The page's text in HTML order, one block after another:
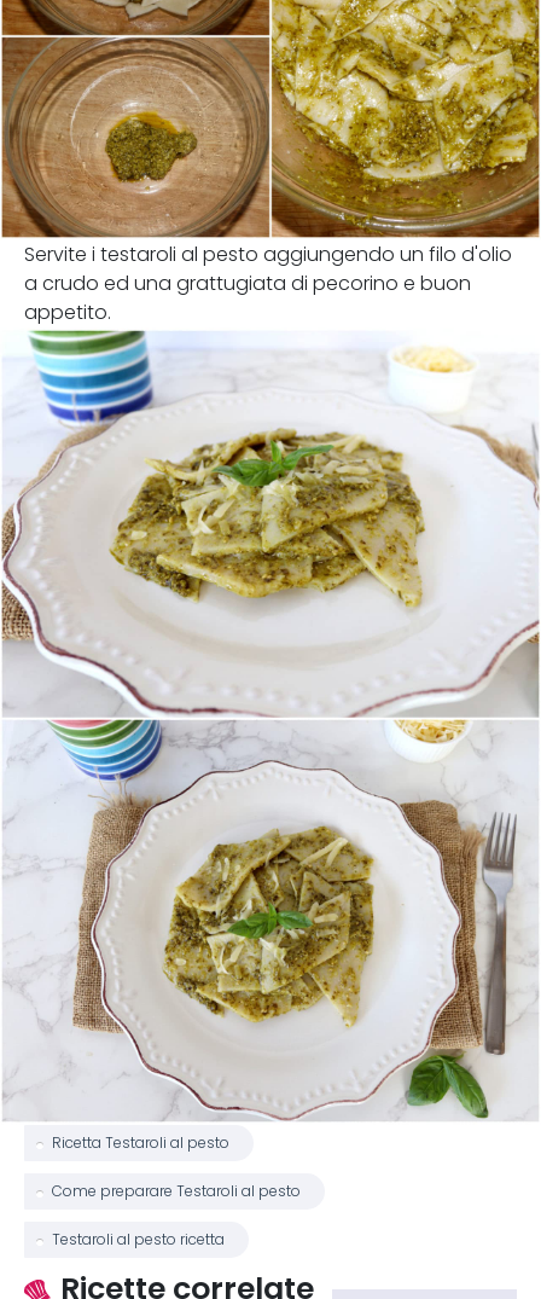
Servite i testaroli al pesto aggiungendo un filo d'olio
a crudo ed una grattugiata di pecorino e buon
appetito.
Ricetta Testaroli al pesto
Come preparare Testaroli al pesto
Testaroli al pesto ricetta
Ricette correlate